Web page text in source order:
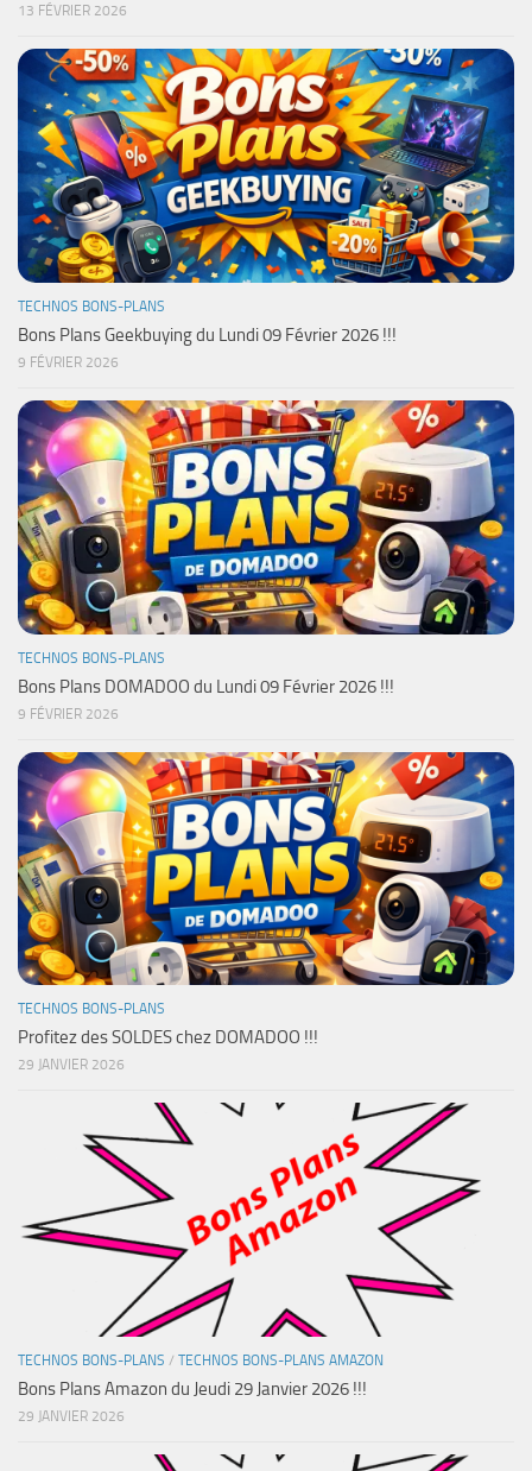
13 FÉVRIER 2026
TECHNOS BONS-PLANS
Bons Plans Geekbuying du Lundi 09 Février 2026 !!!
9 FÉVRIER 2026
TECHNOS BONS-PLANS
Bons Plans DOMADOO du Lundi 09 Février 2026 !!!
9 FÉVRIER 2026
TECHNOS BONS-PLANS
Profitez des SOLDES chez DOMADOO !!!
29 JANVIER 2026
TECHNOS BONS-PLANS / TECHNOS BONS-PLANS AMAZON
Bons Plans Amazon du Jeudi 29 Janvier 2026 !!!
29 JANVIER 2026